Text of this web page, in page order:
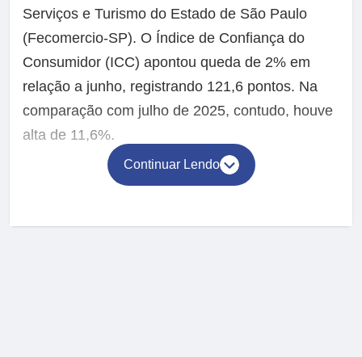
Serviços e Turismo do Estado de São Paulo
(Fecomercio-SP). O Índice de Confiança do
Consumidor (ICC) apontou queda de 2% em
relação a junho, registrando 121,6 pontos. Na
comparação com julho de 2025, contudo, houve
alta de 11,6%.
Continuar Lendo